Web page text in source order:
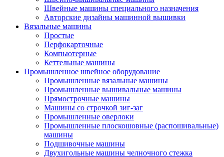
Швейные машины специального назначения
Авторские дизайны машинной вышивки
Вязальные машины
Простые
Перфокарточные
Компьютерные
Кеттельные машины
Промышленное швейное оборудование
Промышленные вязальные машины
Промышленные вышивальные машины
Прямострочные машины
Машины со строчкой зиг-заг
Промышленные оверлоки
Промышленные плоскошовные (распошивальные)
машины
Подшивочные машины
Двухигольные машины челночного стежка